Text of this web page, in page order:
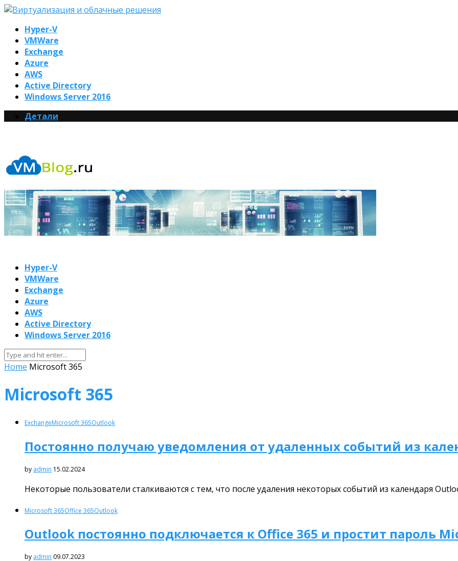
Hyper-V
VMWare
Exchange
Azure
AWS
Active Directory
Windows Server 2016
Детали
Hyper-V
VMWare
Exchange
Azure
AWS
Active Directory
Windows Server 2016
Home Microsoft 365
Microsoft 365
ExchangeMicrosoft 365Outlook
Постоянно получаю уведомления от удаленных событий из
by admin 15.02.2024
Некоторые пользователи сталкиваются с тем, что после удаления некоторых событий из календаря
Microsoft 365Office 365Outlook
Outlook постоянно подключается к Office 365 и простит пароль
by admin 09.07.2023